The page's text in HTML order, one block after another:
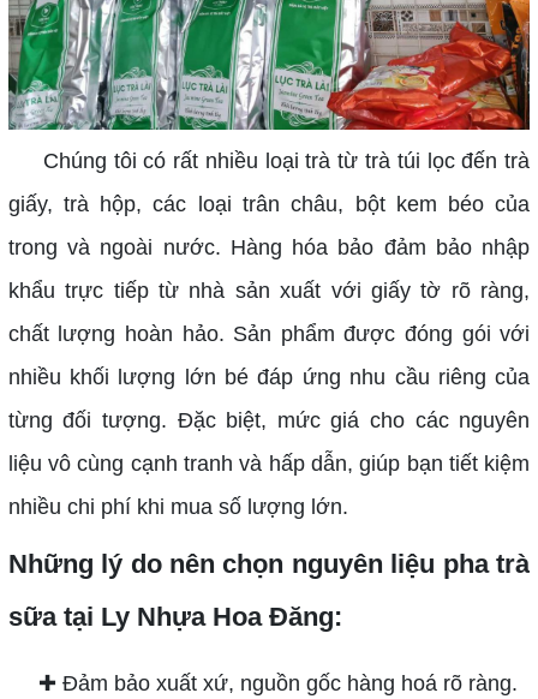
Chúng tôi có rất nhiều loại trà từ trà túi lọc đến trà
giấy, trà hộp, các loại trân châu, bột kem béo của
trong và ngoài nước. Hàng hóa bảo đảm bảo nhập
khẩu trực tiếp từ nhà sản xuất với giấy tờ rõ ràng,
chất lượng hoàn hảo. Sản phẩm được đóng gói với
nhiều khối lượng lớn bé đáp ứng nhu cầu riêng của
từng đối tượng. Đặc biệt, mức giá cho các nguyên
liệu vô cùng cạnh tranh và hấp dẫn, giúp bạn tiết kiệm
nhiều chi phí khi mua số lượng lớn.
Những lý do nên chọn nguyên liệu pha trà
sữa tại Ly Nhựa Hoa Đăng:
✚ Đảm bảo xuất xứ, nguồn gốc hàng hoá rõ ràng.